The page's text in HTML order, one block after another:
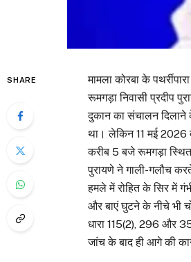
SHARE
मामला कोरबा के
रूमगड़ा निवासी प्रदीप
दुकान का संचालन दिलाने
था। लेकिन 11 मई 2026
करीब 5 बजे रूमगड़ा स्थित
पुरायणे ने गाली-गलौच
हमले में रोहित के सिर में
और बाएं घुटने के नीचे भी
धारा 115(2), 296 और
जांच के बाद ही आगे की